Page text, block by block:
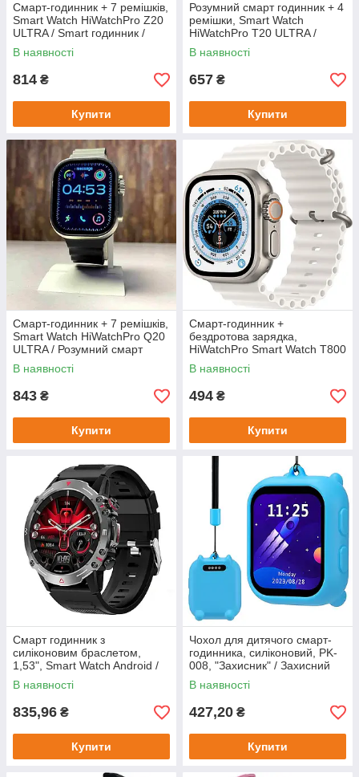
Смарт-годинник + 7 ремішків,
Smart Watch HiWatchPro Z20
ULTRA / Smart годинник /
Розумний смарт годинник
В наявності
814 ₴
Купити
Розумний смарт годинник + 4
ремішки, Smart Watch
HiWatchPro T20 ULTRA /
Smart годинник / Смарт-
годинник
В наявності
657 ₴
Купити
Смарт-годинник + 7 ремішків,
Smart Watch HiWatchPro Q20
ULTRA / Розумний смарт
годинник / Smart годинник
В наявності
843 ₴
Купити
Смарт-годинник +
бездротова зарядка,
HiWatchPro Smart Watch T800
ultra / Smart годинник /
Розумний смарт годинник
В наявності
494 ₴
Купити
Смарт годинник з
силіконовим браслетом,
1,53", Smart Watch Android /
Розумний годинник / Smart
годинник
В наявності
835,96 ₴
Купити
Чохол для дитячого смарт-
годинника, силіконовий, PK-
008, "Захисник" / Захисний
чохол для дитячого смарт-
годинника
В наявності
427,20 ₴
Купити